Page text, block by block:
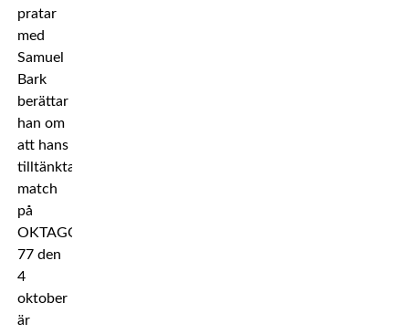
pratar
med
Samuel
Bark
berättar
han om
att hans
tilltänkta
match
på
OKTAGON
77 den
4
oktober
är